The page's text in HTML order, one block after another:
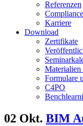
Referenzen
Compliance
Karriere
Download
Zertifikate
Materialien
Formulare
C4PO
02 Okt. BIM